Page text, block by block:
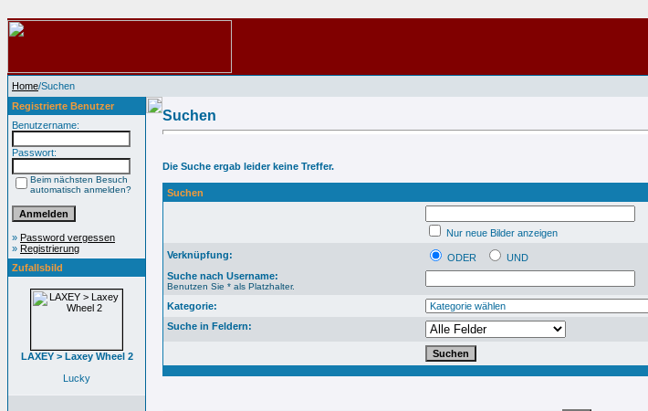
Home/Suchen
Registrierte Benutzer
Benutzername:
Passwort:
Beim nächsten Besuch
automatisch anmelden?
» Password vergessen
» Registrierung
Zufallsbild
LAXEY > Laxey Wheel 2
Lucky
Suchen
Die Suche ergab leider keine Treffer.
Suchen
Nur neue Bilder anzeigen
Verknüpfung:
ODER
UND
Suche nach Username:
Benutzen Sie * als Platzhalter.
Kategorie:
Suche in Feldern: